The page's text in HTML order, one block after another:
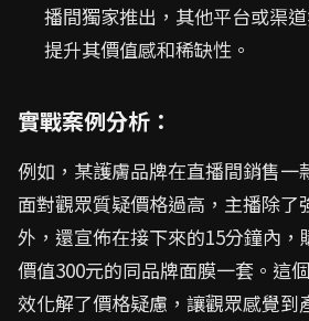
播間獨家推出，其他平台或渠
提升其價值感和稀缺性。
實戰案例分析：
例如，某護膚品牌在直播間銷售一
面對觀眾質疑價格過高，主播除了
外，還宣佈在接下來的15分鐘內，
價值300元的同品牌面膜一套。這
效化解了價格疑慮，讓觀眾感覺到